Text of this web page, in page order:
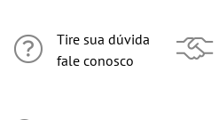
Tire sua dúvida
fale conosco